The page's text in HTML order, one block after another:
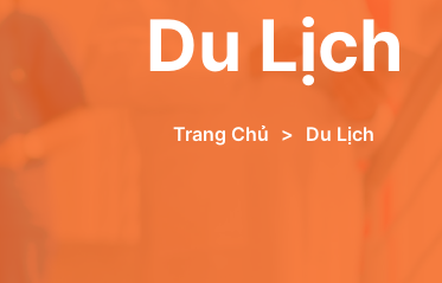
Du Lịch
Trang Chủ > Du Lịch